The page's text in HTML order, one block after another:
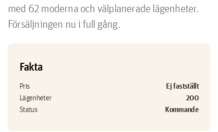
med 62 moderna och välplanerade lägenheter.
Försäljningen nu i full gång.
Fakta
Pris Ej fastställt
Lägenheter 200
Status Kommande